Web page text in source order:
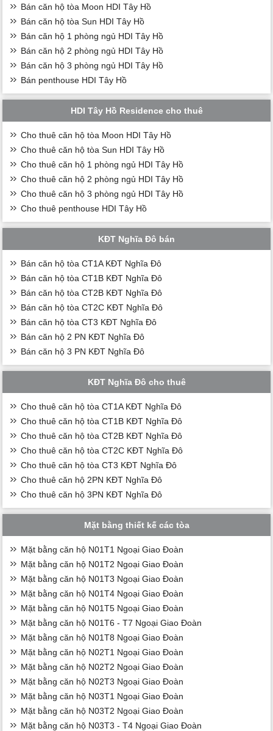
Bán căn hộ tòa Moon HDI Tây Hồ
Bán căn hộ tòa Sun HDI Tây Hồ
Bán căn hộ 1 phòng ngủ HDI Tây Hồ
Bán căn hộ 2 phòng ngủ HDI Tây Hồ
Bán căn hộ 3 phòng ngủ HDI Tây Hồ
Bán penthouse HDI Tây Hồ
HDI Tây Hồ Residence cho thuê
Cho thuê căn hộ tòa Moon HDI Tây Hồ
Cho thuê căn hộ tòa Sun HDI Tây Hồ
Cho thuê căn hộ 1 phòng ngủ HDI Tây Hồ
Cho thuê căn hộ 2 phòng ngủ HDI Tây Hồ
Cho thuê căn hộ 3 phòng ngủ HDI Tây Hồ
Cho thuê penthouse HDI Tây Hồ
KĐT Nghĩa Đô bán
Bán căn hộ tòa CT1A KĐT Nghĩa Đô
Bán căn hộ tòa CT1B KĐT Nghĩa Đô
Bán căn hộ tòa CT2B KĐT Nghĩa Đô
Bán căn hộ tòa CT2C KĐT Nghĩa Đô
Bán căn hộ tòa CT3 KĐT Nghĩa Đô
Bán căn hộ 2 PN KĐT Nghĩa Đô
Bán căn hộ 3 PN KĐT Nghĩa Đô
KĐT Nghĩa Đô cho thuê
Cho thuê căn hộ tòa CT1A KĐT Nghĩa Đô
Cho thuê căn hộ tòa CT1B KĐT Nghĩa Đô
Cho thuê căn hộ tòa CT2B KĐT Nghĩa Đô
Cho thuê căn hộ tòa CT2C KĐT Nghĩa Đô
Cho thuê căn hộ tòa CT3 KĐT Nghĩa Đô
Cho thuê căn hộ 2PN KĐT Nghĩa Đô
Cho thuê căn hộ 3PN KĐT Nghĩa Đô
Mặt bằng thiết kế các tòa
Mặt bằng căn hộ N01T1 Ngoại Giao Đoàn
Mặt bằng căn hộ N01T2 Ngoại Giao Đoàn
Mặt bằng căn hộ N01T3 Ngoại Giao Đoàn
Mặt bằng căn hộ N01T4 Ngoại Giao Đoàn
Mặt bằng căn hộ N01T5 Ngoại Giao Đoàn
Mặt bằng căn hộ N01T6 - T7 Ngoại Giao Đoàn
Mặt bằng căn hộ N01T8 Ngoại Giao Đoàn
Mặt bằng căn hộ N02T1 Ngoại Giao Đoàn
Mặt bằng căn hộ N02T2 Ngoại Giao Đoàn
Mặt bằng căn hộ N02T3 Ngoại Giao Đoàn
Mặt bằng căn hộ N03T1 Ngoại Giao Đoàn
Mặt bằng căn hộ N03T2 Ngoại Giao Đoàn
Mặt bằng căn hộ N03T3 - T4 Ngoại Giao Đoàn